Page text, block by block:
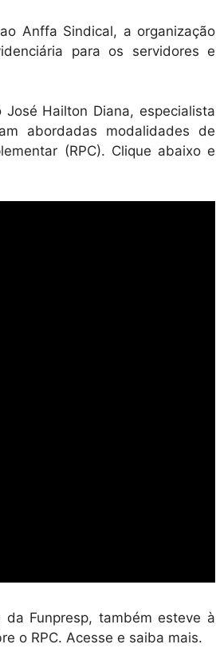
Anffa Sindical, a organização
para os servidores e
Hailton Diana, especialista
abordadas modalidades de
(RPC). Clique abaixo e
Funpresp, também esteve à
o RPC. Acesse e saiba mais.